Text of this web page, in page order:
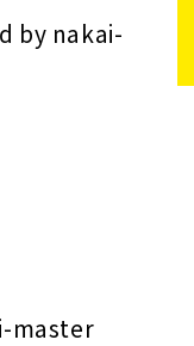
by nakai-
master